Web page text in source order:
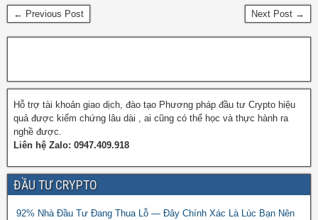
← Previous Post Next Post →
Hỗ trợ tài khoản giao dịch, đào tạo Phương pháp đầu tư Crypto hiệu
quả được kiểm chứng lâu dài , ai cũng có thể học và thực hành ra
nghề được.
Liên hệ Zalo: 0947.409.918
ĐẦU TƯ CRYPTO
92% Nhà Đầu Tư Đang Thua Lỗ — Đây Chính Xác Là Lúc Bạn Nên